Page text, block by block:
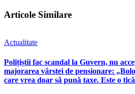
Articole Similare
Actualitate
Polițiștii fac scandal la Guvern, nu
majorarea vârstei de pensionare:
care vrea doar să pună taxe. Este o